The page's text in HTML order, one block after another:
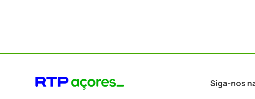
Siga-nos